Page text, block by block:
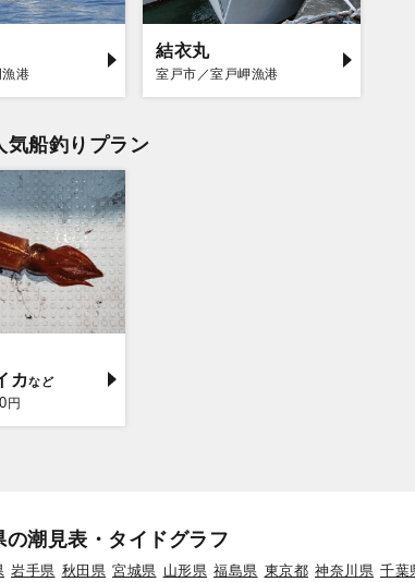
港
結衣丸
室戸市／室戸岬漁港
気船釣りプラン
カ
円
の潮見表・タイドグラフ
岩手県 秋田県 宮城県 山形県 福島県 東京都 神奈川県 千葉